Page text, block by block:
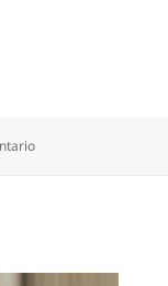
en POR FAVOR